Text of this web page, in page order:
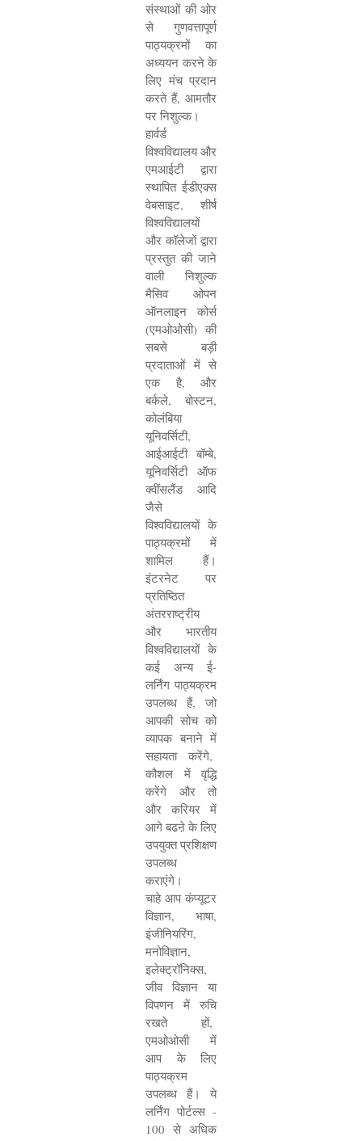
संस्थाओं की ओर
से गुणवत्तापूर्ण
पाठ्यक्रमों का
अध्ययन करने के
लिए मंच प्रदान
करते हैं, आमतौर
पर निशुल्क।
हार्वर्ड
विश्वविद्यालय और
एमआईटी द्वारा
स्थापित ईडीएक्स
वेबसाइट, शीर्ष
विश्वविद्यालयों
और कॉलेजों द्वारा
प्रस्तुत की जाने
वाली निशुल्क
मैसिव ओपन
ऑनलाइन कोर्स
(एमओओसी) की
सबसे बड़ी
प्रदाताओं में से
एक है, और
बर्कले, बोस्टन,
कोलंबिया
यूनिवर्सिटी,
आईआईटी बॉम्बे,
यूनिवर्सिटी ऑफ
क्वींसलैंड आदि
जैसे
विश्वविद्यालयों के
पाठ्यक्रमों में
शामिल हैं।
इंटरनेट पर
प्रतिष्ठित
अंतरराष्ट्रीय
और भारतीय
विश्वविद्यालयों के
कई अन्य ई-
लर्निंग पाठ्यक्रम
उपलब्ध हैं, जो
आपकी सोच को
व्यापक बनाने में
सहायता करेंगे,
कौशल में वृद्धि
करेंगे और तो
और करियर में
आगे बढऩे के लिए
उपयुक्त प्रशिक्षण
उपलब्ध
कराएंगे।
चाहे आप कंप्यूटर
विज्ञान, भाषा,
इंजीनियरिंग,
मनोविज्ञान,
इलेक्ट्रॉनिक्स,
जीव विज्ञान या
विपणन में रुचि
रखते हों,
एमओओसी में
आप के लिए
पाठ्यक्रम
उपलब्ध हैं। ये
लर्निंग पोर्टल्स -
100 से अधिक